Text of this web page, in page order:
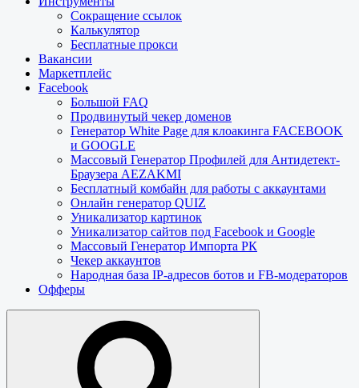
Сокращение ссылок
Калькулятор
Бесплатные прокси
Вакансии
Маркетплейс
Facebook
Большой FAQ
Продвинутый чекер доменов
Генератор White Page для клоакинга FACEBOOK
и GOOGLE
Массовый Генератор Профилей для Антидетект-
Браузера AEZAKMI
Бесплатный комбайн для работы с аккаунтами
Онлайн генератор QUIZ
Уникализатор картинок
Уникализатор сайтов под Facebook и Google
Массовый Генератор Импорта РК
Чекер аккаунтов
Народная база IP-адресов ботов и FB-модераторов
Офферы